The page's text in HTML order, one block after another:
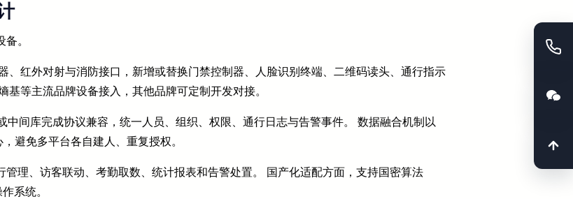
。
、红外对射与消防接口，新增或替换门禁控制器、人脸识别终端、二维码读头、通行指示
等主流品牌设备接入，其他品牌可定制开发对接。
间库完成协议兼容，统一人员、组织、权限、通行日志与告警事件。 数据融合机制以
避免多平台各自建人、重复授权。
理、访客联动、考勤取数、统计报表和告警处置。 国产化适配方面，支持国密算法
系统。